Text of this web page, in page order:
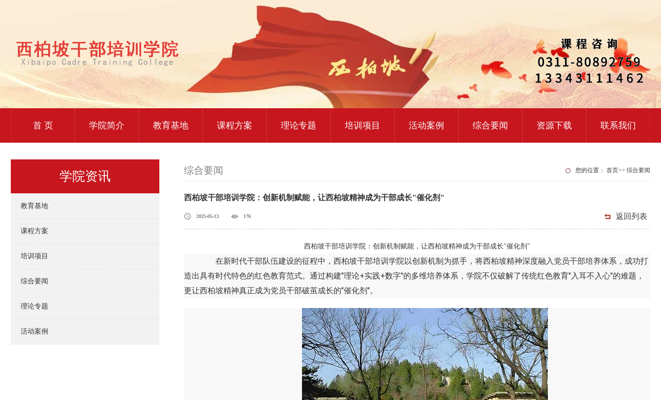
首 页 学院简介 教育基地 课程方案 理论专题 培训项目
大思政课实践研修
红色教育研学课程
活动案例 综合要闻 资源下载 联系我们
学院资讯
教育基地
课程方案
培训项目
综合要闻
理论专题
活动案例
综合要闻 您的位置： 首页>> 综合要闻
西柏坡干部培训学院：创新机制赋能，让西柏坡精神成为干部成长"催化剂"
2025-05-13 176 返回列表
西柏坡干部培训学院：创新机制赋能，让西柏坡精神成为干部成长"催化剂"
在新时代干部队伍建设的征程中，西柏坡干部培训学院以创新机制为抓手，将西柏坡精神深度融入党员干部培养体系，成功打
造出具有时代特色的红色教育范式。通过构建"理论+实践+数字"的多维培养体系，学院不仅破解了传统红色教育"入耳不入心"的难题，
更让西柏坡精神真正成为党员干部破茧成长的"催化剂"。